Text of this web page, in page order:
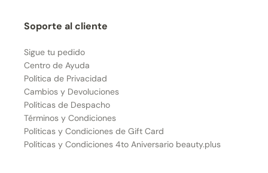
Soporte al cliente
Sigue tu pedido
Centro de Ayuda
Política de Privacidad
Cambios y Devoluciones
Políticas de Despacho
Términos y Condiciones
Políticas y Condiciones de Gift Card
Políticas y Condiciones 4to Aniversario beauty.plus